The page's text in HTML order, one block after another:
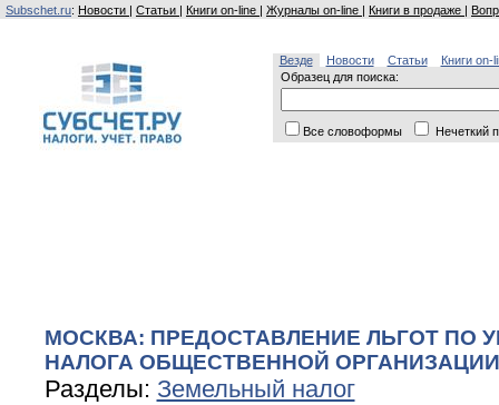
Subschet.ru: Новости | Статьи | Книги on-line | Журналы on-line | Книги в продаже |
Везде Новости Статьи
Книги on-
Образец для поиска:
Все словоформы Нечеткий
МОСКВА: ПРЕДОСТАВЛЕНИЕ ЛЬГОТ ПО
НАЛОГА ОБЩЕСТВЕННОЙ ОРГАНИЗАЦИИ
Разделы: Земельный налог